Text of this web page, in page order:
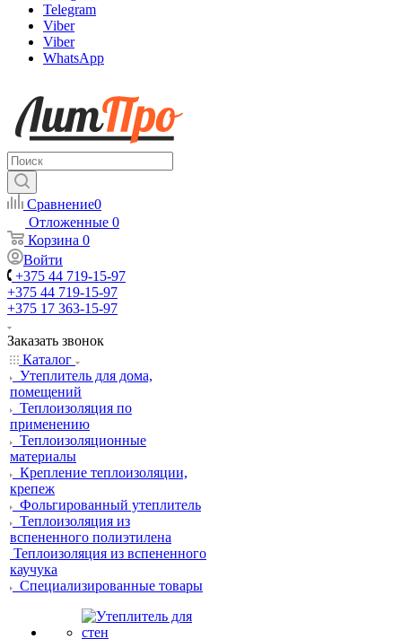
Telegram
Viber
Viber
WhatsApp
Сравнение0
Отложенные 0
Корзина 0
Войти
+375 44 719-15-97
+375 44 719-15-97
+375 17 363-15-97
Заказать звонок
Каталог
Утеплитель для дома,
помещений
Теплоизоляция по
применению
Теплоизоляционные
материалы
Крепление теплоизоляции,
крепеж
Фольгированный утеплитель
Теплоизоляция из
вспененного полиэтилена
Теплоизоляция из вспененного
каучука
Специализированные товары